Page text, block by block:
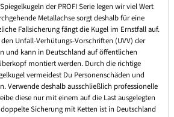
der PROFI Serie legen wir viel Wert
Metallachse sorgt deshalb für eine
Fallsicherung fängt die Kugel im Ernstfall auf.
Unfall-Verhütungs-Vorschriften (UVV) der
und kann in Deutschland auf öffentlichen
montiert werden. Durch die richtige
vermeidest Du Personenschäden und
Verwende deshalb ausschließlich professionelle
diese nur mit einem auf die Last ausgelegten
Sicherung mit Ketten ist in Deutschland